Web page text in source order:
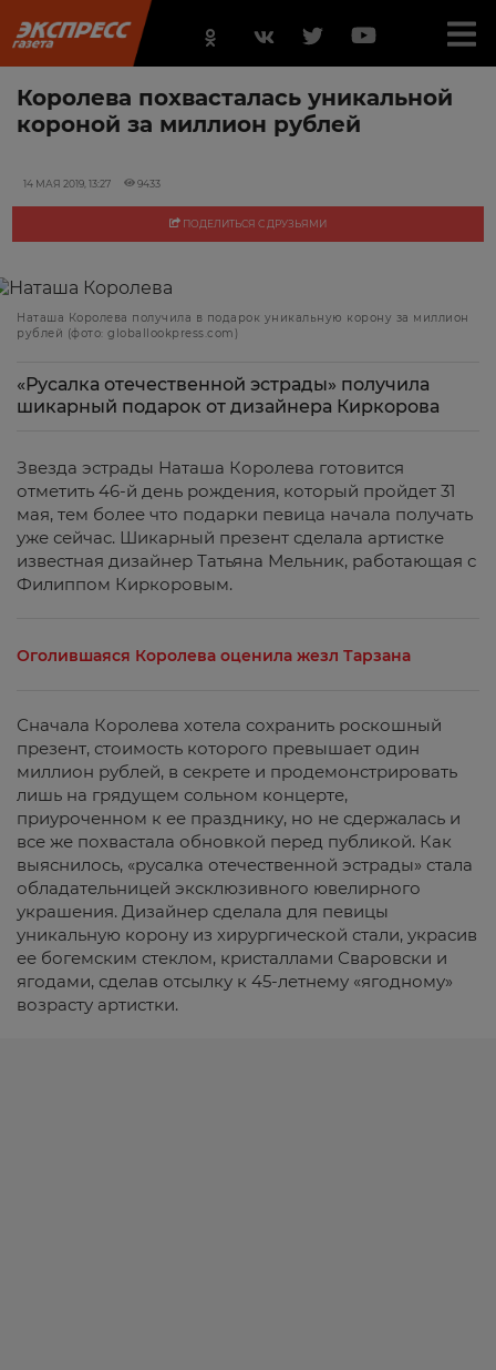
Королева похвасталась уникальной
короной за миллион рублей
14 МАЯ 2019, 13:27 9433
ПОДЕЛИТЬСЯ С ДРУЗЬЯМИ
Наташа Королева получила в подарок уникальную корону за миллион
рублей (фото: globallookpress.com)
«Русалка отечественной эстрады» получила
шикарный подарок от дизайнера Киркорова
Звезда эстрады Наташа Королева готовится
отметить 46-й день рождения, который пройдет 31
мая, тем более что подарки певица начала получать
уже сейчас. Шикарный презент сделала артистке
известная дизайнер Татьяна Мельник, работающая с
Филиппом Киркоровым.
Оголившаяся Королева оценила жезл Тарзана
Сначала Королева хотела сохранить роскошный
презент, стоимость которого превышает один
миллион рублей, в секрете и продемонстрировать
лишь на грядущем сольном концерте,
приуроченном к ее празднику, но не сдержалась и
все же похвастала обновкой перед публикой. Как
выяснилось, «русалка отечественной эстрады» стала
обладательницей эксклюзивного ювелирного
украшения. Дизайнер сделала для певицы
уникальную корону из хирургической стали, украсив
ее богемским стеклом, кристаллами Сваровски и
ягодами, сделав отсылку к 45-летнему «ягодному»
возрасту артистки.